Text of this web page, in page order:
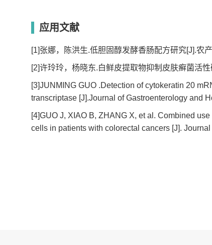
应用文献
[1]张娜，陈洪生.低胆固醇发酵香肠配方研究[J].农
[2]许玲玲，杨晓东.白鲜皮提取物抑制皮肤癣菌活
[3]JUNMING GUO .Detection of cytokeratin 20
transcriptase [J].Journal of Gastroenterology and
[4]GUO J, XIAO B, ZHANG X, et al. Combined
cells in patients with colorectal cancers [J].